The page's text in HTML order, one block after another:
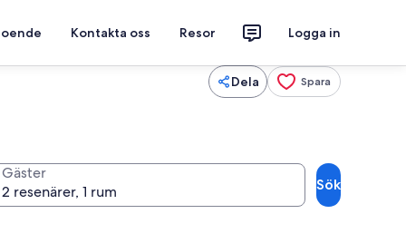
Kontakta oss Resor Logga in
Dela Spara
Gäster
Sök